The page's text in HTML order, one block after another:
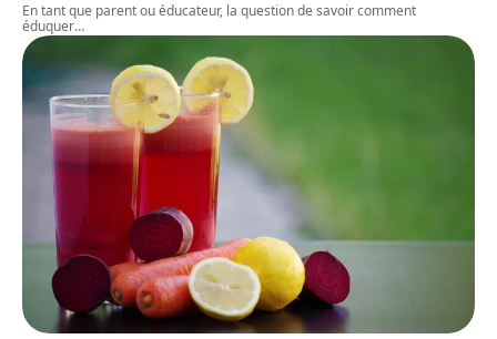
En tant que parent ou éducateur, la question de savoir comment
éduquer…